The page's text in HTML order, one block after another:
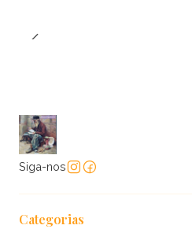
Siga-nos
Categorias